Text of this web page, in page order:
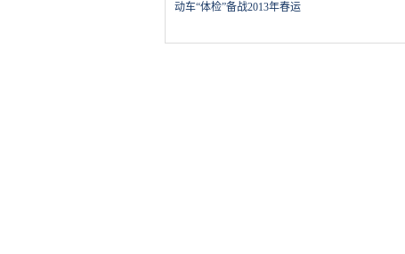
动车“体检”备战2013年春运